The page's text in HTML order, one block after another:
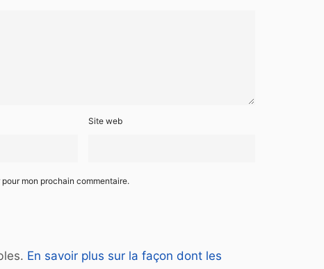
Site web
mon prochain commentaire.
En savoir plus sur la façon dont les